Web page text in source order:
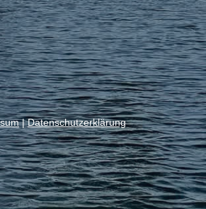
|Datenschutzerklärung